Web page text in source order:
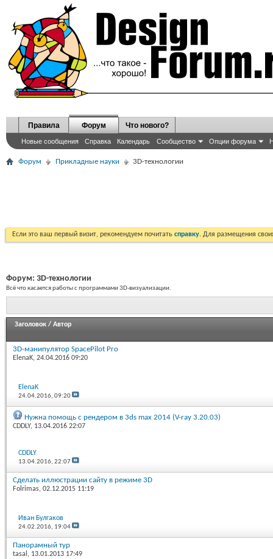
Правила Форум
Новые сообщения Справка Календарь Сообщество Опции форума
Что нового?
Форум Прикладные науки 3D-технологии
Если это ваш первый визит, рекомендуем почитать справку. Для размещения
Форум: 3D-технологии
Всё что касается работы с программами 3D-визуализации.
Заголовок / Автор
3D-манипулятор SpacePilot Pro
ElenaK, 24.04.2016 09:20
ElenaK
24.04.2016,09:20
Нужна помощь с рендером в 3ds max 2014 (V-ray 3.20.03)
CDDLY, 13.04.2016 22:07
CDDLY
13.04.2016,22:07
Сделать иллюстрации сайту в режиме 3D
Folrimas, 02.12.2015 11:19
Иван Булгаков
24.02.2016, 19:04
Панорамный тур
tasal , 13.01.2013 17:49